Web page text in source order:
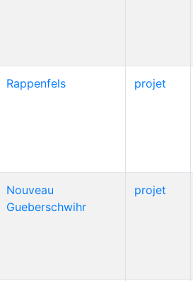
Rappenfels projet
Nouveau
Gueberschwihr
projet